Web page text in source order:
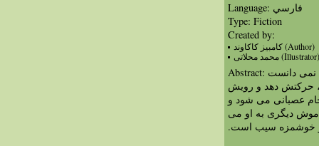
Language: فارسي
Type: Fiction
Created by:
کامبيز کاکاوند (Author)
محمد محلاتی (Illustrator)
Abstract: موش کوچولو یک چیزِ گرد پیدا کرد که نمی دانست
حرکتش دهد و رویش
عصبانی می شود و
دیگری به او می
خوشمزه سیب است.‏‏